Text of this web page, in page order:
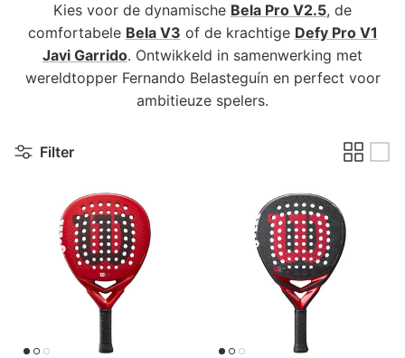
Kies voor de dynamische Bela Pro V2.5, de
comfortabele Bela V3 of de krachtige Defy Pro V1
Javi Garrido. Ontwikkeld in samenwerking met
wereldtopper Fernando Belasteguín en perfect voor
ambitieuze spelers.
Filter